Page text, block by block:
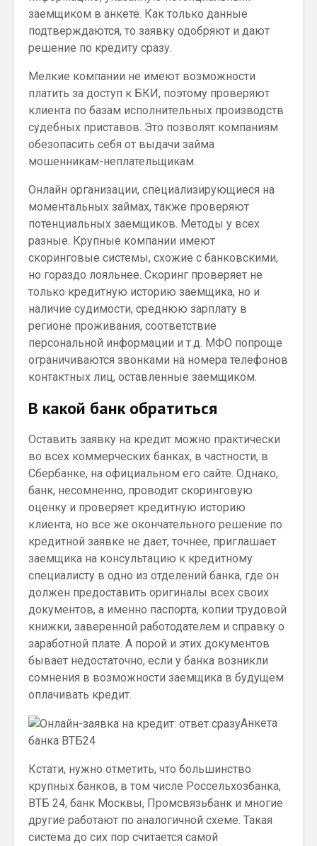
заемщиком в анкете. Как только данные
подтверждаются, то заявку одобряют и дают
решение по кредиту сразу.
Мелкие компании не имеют возможности
платить за доступ к БКИ, поэтому проверяют
клиента по базам исполнительных производств
судебных приставов. Это позволят компаниям
обезопасить себя от выдачи займа
мошенникам-неплательщикам.
Онлайн организации, специализирующиеся на
моментальных займах, также проверяют
потенциальных заемщиков. Методы у всех
разные. Крупные компании имеют
скоринговые системы, схожие с банковскими,
но гораздо лояльнее. Скоринг проверяет не
только кредитную историю заемщика, но и
наличие судимости, среднюю зарплату в
регионе проживания, соответствие
персональной информации и т.д. МФО попроще
ограничиваются звонками на номера телефонов
контактных лиц, оставленные заемщиком.
В какой банк обратиться
Оставить заявку на кредит можно практически
во всех коммерческих банках, в частности, в
Сбербанке, на официальном его сайте. Однако,
банк, несомненно, проводит скоринговую
оценку и проверяет кредитную историю
клиента, но все же окончательного решение по
кредитной заявке не дает, точнее, приглашает
заемщика на консультацию к кредитному
специалисту в одно из отделений банка, где он
должен предоставить оригиналы всех своих
документов, а именно паспорта, копии трудовой
книжки, заверенной работодателем и справку о
заработной плате. А порой и этих документов
бывает недостаточно, если у банка возникли
сомнения в возможности заемщика в будущем
оплачивать кредит.
Анкета
банка ВТБ24
Кстати, нужно отметить, что большинство
крупных банков, в том числе Россельхозбанка,
ВТБ 24, банк Москвы, Промсвязьбанк и многие
другие работают по аналогичной схеме. Такая
система до сих пор считается самой